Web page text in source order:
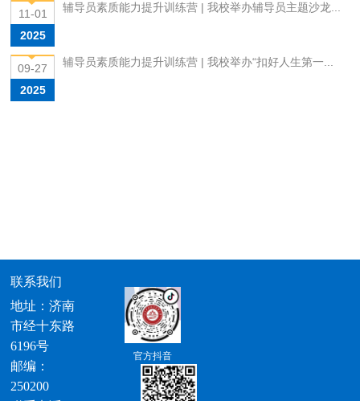
11-01
2025
辅导员素质能力提升训练营 | 我校举办辅导员主题沙龙...
09-27
2025
辅导员素质能力提升训练营 | 我校举办“扣好人生第一...
联系我们
地址：济南
市经十东路
6196号
邮编：
250200
官方抖音